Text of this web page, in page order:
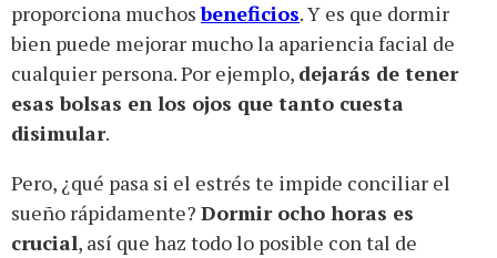
proporciona muchosbeneficios. Y es que dormir
bien puede mejorar mucho la apariencia facial de
cualquier persona. Por ejemplo, dejarás de tener
esas bolsas en los ojos que tanto cuesta
disimular.
Pero, ¿qué pasa si el estrés te impide conciliar el
sueño rápidamente? Dormir ocho horas es
crucial, así que haz todo lo posible con tal de